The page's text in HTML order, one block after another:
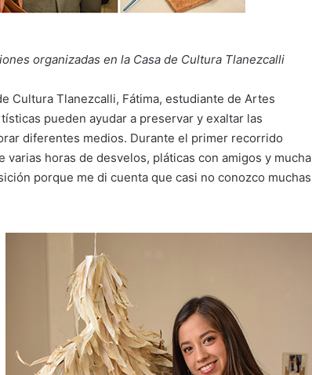
organizadas en la Casa de Cultura Tlanezcalli
Cultura Tlanezcalli, Fátima, estudiante de Artes
pueden ayudar a preservar y exaltar las
diferentes medios. Durante el primer recorrido
horas de desvelos, pláticas con amigos y mucha
porque me di cuenta que casi no conozco muchas